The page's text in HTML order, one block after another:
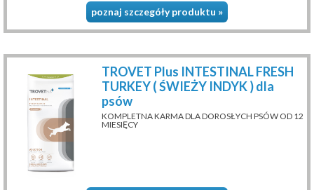
poznaj szczegóły produktu »
TROVET Plus INTESTINAL FRESH
TURKEY ( ŚWIEŻY INDYK ) dla
psów
KOMPLETNA KARMA DLA DOROSŁYCH PSÓW OD 12
MIESIĘCY